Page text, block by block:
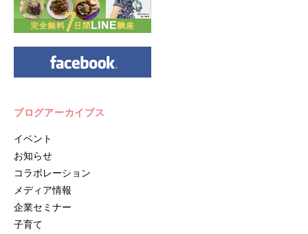
ブログアーカイブス
イベント
お知らせ
コラボレーション
メディア情報
企業セミナー
子育て